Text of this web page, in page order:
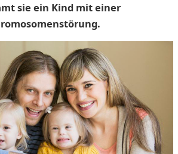
sie ein Kind mit einer